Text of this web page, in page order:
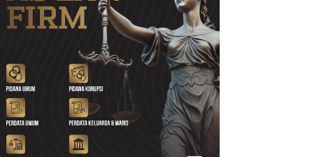
TGAI Sidokerto Disorot,
Tunggu BBWS Turun
Dugaan Kejanggalan
Dana Guyub Rukun Program
Bupati-Wakil Bupati Magetan
Mulai Dirasakan Warga Desa
Wates